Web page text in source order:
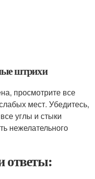
штрихи
просмотрите все
мест. Убедитесь,
углы и стыки
нежелательного
ответы: